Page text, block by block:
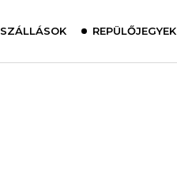
SZÁLLÁSOK REPÜLŐJEGYEK